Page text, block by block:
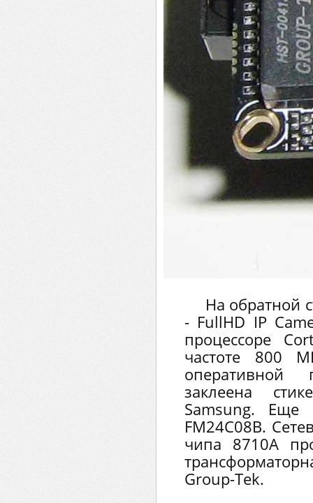
На обратной
- FullHD IP
процессоре
частоте 800
заклеена
Samsung.
FM24C08B.
чипа 8710A
Group-Tek.